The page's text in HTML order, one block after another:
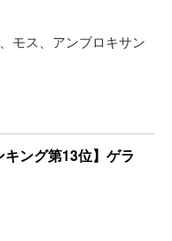
モス、アンブロキサン
キング第13位】ゲラ